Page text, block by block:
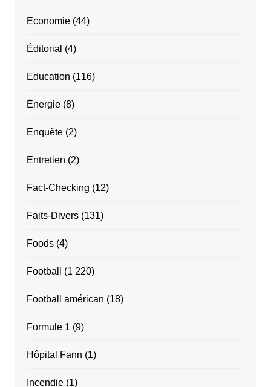
Economie(44)
Éditorial (4)
Education (116)
Énergie(8)
Enquête(2)
Entretien (2)
Fact-Checking (12)
Faits-Divers(131)
Foods(4)
Football (1 220)
Football américan (18)
Formule 1 (9)
Hôpital Fann (1)
Incendie(1)